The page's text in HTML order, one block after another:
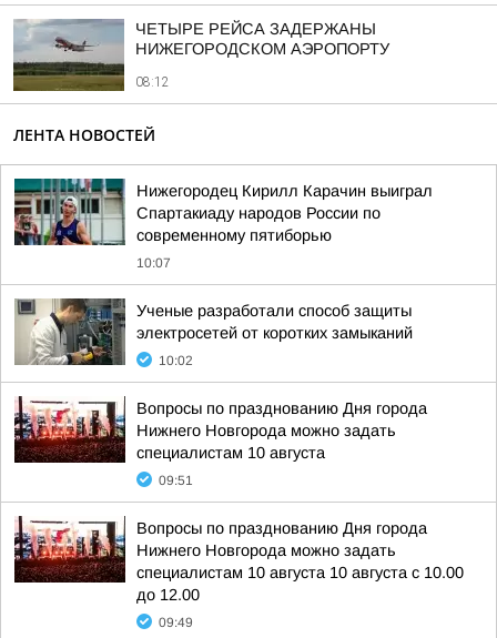
ЧЕТЫРЕ РЕЙСА ЗАДЕРЖАНЫ
НИЖЕГОРОДСКОМ АЭРОПОРТУ
08:12
ЛЕНТА НОВОСТЕЙ
Нижегородец Кирилл Карачин выиграл
Спартакиаду народов России по
современному пятиборью
10:07
Ученые разработали способ защиты
электросетей от коротких замыканий
10:02
Вопросы по празднованию Дня города
Нижнего Новгорода можно задать
специалистам 10 августа
09:51
Вопросы по празднованию Дня города
Нижнего Новгорода можно задать
специалистам 10 августа 10 августа с 10.00
до 12.00
09:49